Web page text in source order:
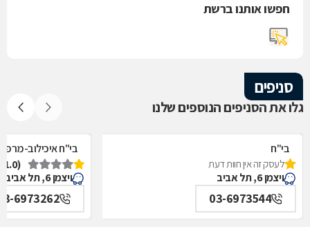
חפשו אותנו ברשת
סניפים
גלו את הסניפים הנוספים שלנו
בי"ח
איכילוב-אף,אוזן,גרון,ניתוחי-ראש,צוואר,פה,לסתות-מערך,
תל אביב
לעסק זה אין חוות דעת
ויצמן 6, תל אביב
03-6973544
בי"ח איכילוב-
תל אביב
(1.0)
ויצמן 6, תל אביב
6973262